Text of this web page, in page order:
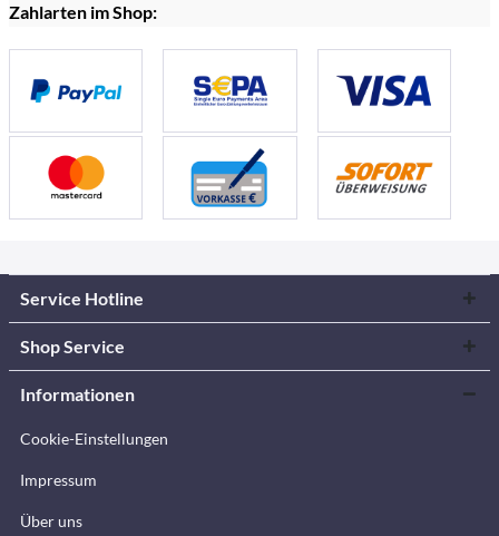
Zahlarten im Shop:
Service Hotline
Shop Service
Informationen
Cookie-Einstellungen
Impressum
Über uns